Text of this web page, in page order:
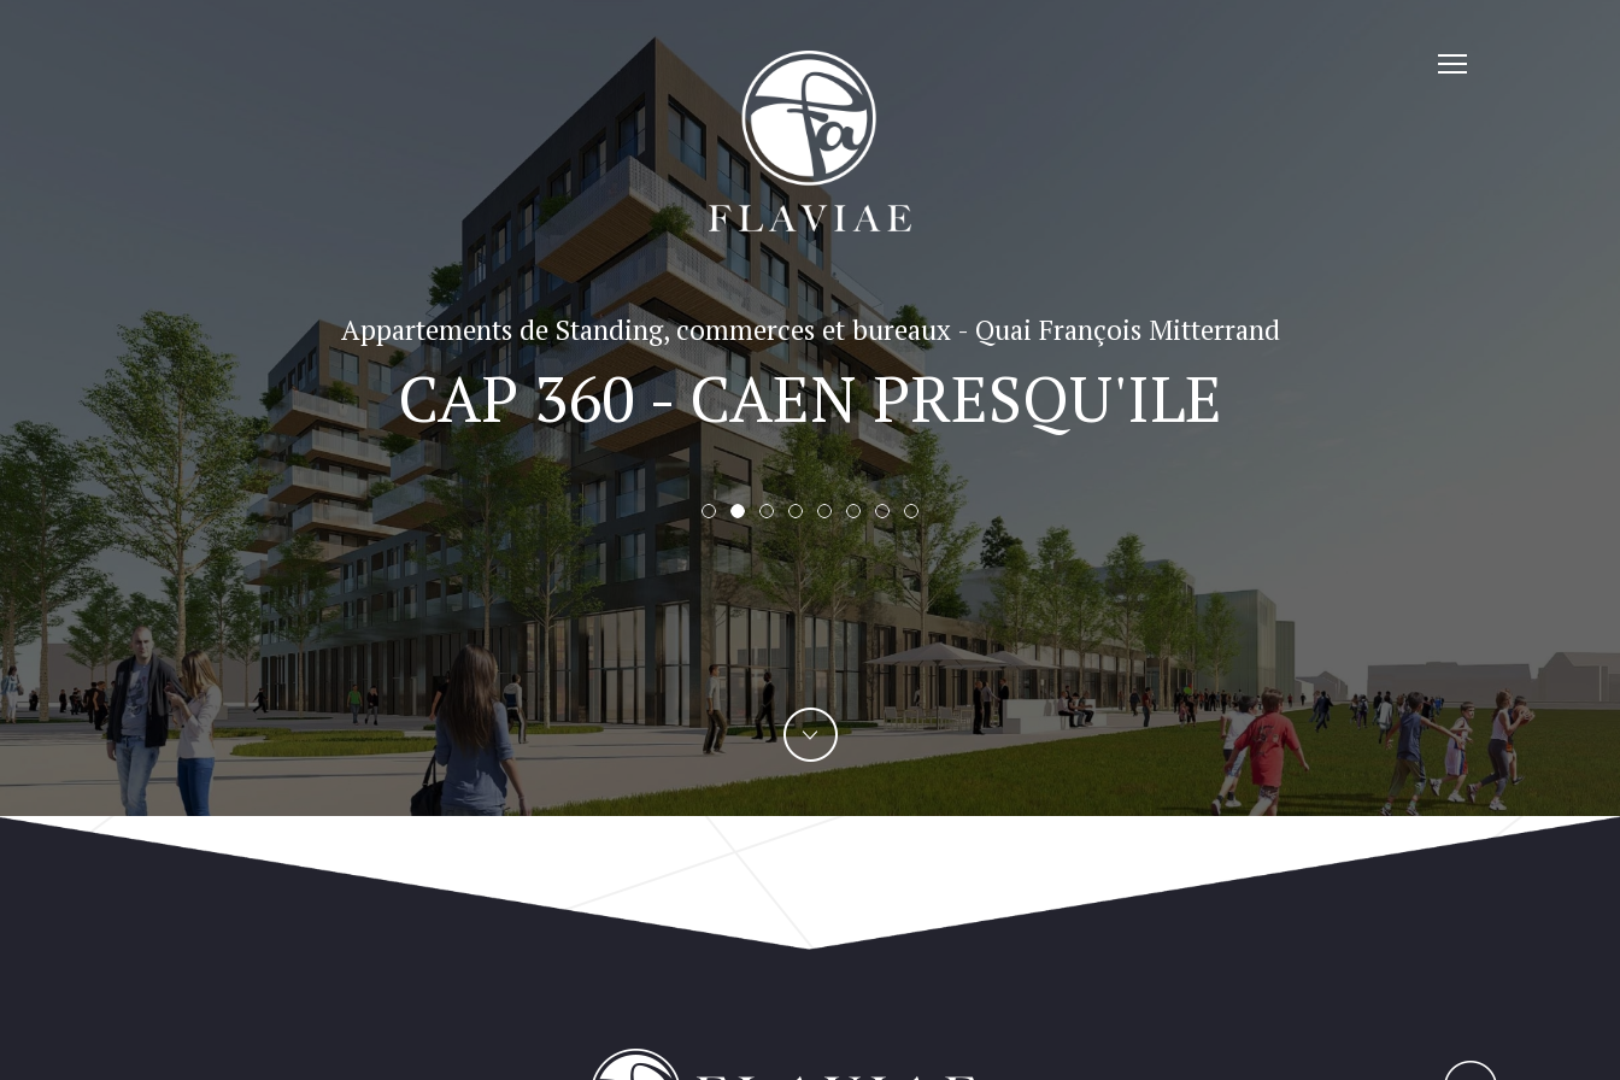
Toggle
Appartements de Standing, commerces et bureaux - Quai François Mitterrand
CAP 360 - CAEN PRESQU'ILE